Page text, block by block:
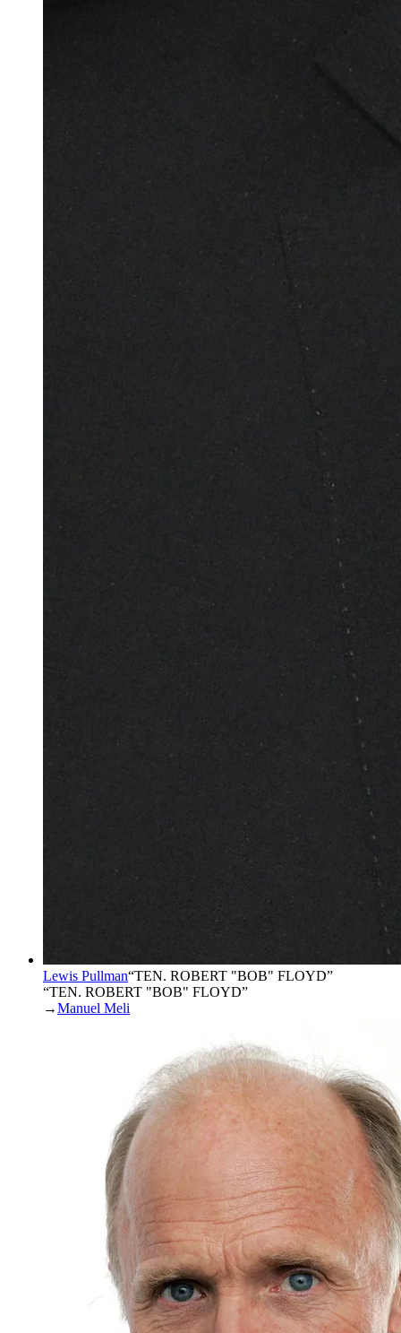
Lewis Pullman“TEN. ROBERT "BOB" FLOYD”
“TEN. ROBERT "BOB" FLOYD”
→Manuel Meli